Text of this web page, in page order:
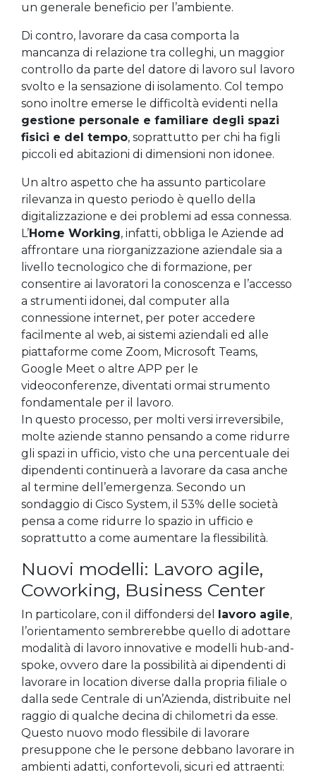
un generale beneficio per l’ambiente.
Di contro, lavorare da casa comporta la
mancanza di relazione tra colleghi, un maggior
controllo da parte del datore di lavoro sul lavoro
svolto e la sensazione di isolamento. Col tempo
sono inoltre emerse le difficoltà evidenti nella
gestione personale e familiare degli spazi
fisici e del tempo, soprattutto per chi ha figli
piccoli ed abitazioni di dimensioni non idonee.
Un altro aspetto che ha assunto particolare
rilevanza in questo periodo è quello della
digitalizzazione e dei problemi ad essa connessa.
L’Home Working, infatti, obbliga le Aziende ad
affrontare una riorganizzazione aziendale sia a
livello tecnologico che di formazione, per
consentire ai lavoratori la conoscenza e l’accesso
a strumenti idonei, dal computer alla
connessione internet, per poter accedere
facilmente al web, ai sistemi aziendali ed alle
piattaforme come Zoom, Microsoft Teams,
Google Meet o altre APP per le
videoconferenze, diventati ormai strumento
fondamentale per il lavoro.
In questo processo, per molti versi irreversibile,
molte aziende stanno pensando a come ridurre
gli spazi in ufficio, visto che una percentuale dei
dipendenti continuerà a lavorare da casa anche
al termine dell’emergenza. Secondo un
sondaggio di Cisco System, il 53% delle società
pensa a come ridurre lo spazio in ufficio e
soprattutto a come aumentare la flessibilità.
Nuovi modelli: Lavoro agile,
Coworking, Business Center
In particolare, con il diffondersi del lavoro agile,
l’orientamento sembrerebbe quello di adottare
modalità di lavoro innovative e modelli hub-and-
spoke, ovvero dare la possibilità ai dipendenti di
lavorare in location diverse dalla propria filiale o
dalla sede Centrale di un’Azienda, distribuite nel
raggio di qualche decina di chilometri da esse.
Questo nuovo modo flessibile di lavorare
presuppone che le persone debbano lavorare in
ambienti adatti, confortevoli, sicuri ed attraenti: